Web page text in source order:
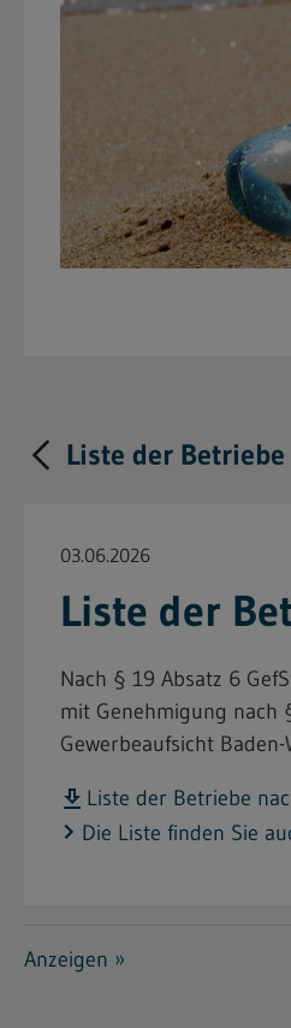
Liste der
03.06.2026
Liste der
Nach § 19 Absatz 6
mit Genehmigung nach
Gewerbeaufsicht
Liste der Betriebe
Die Liste finden Sie
Anzeigen »